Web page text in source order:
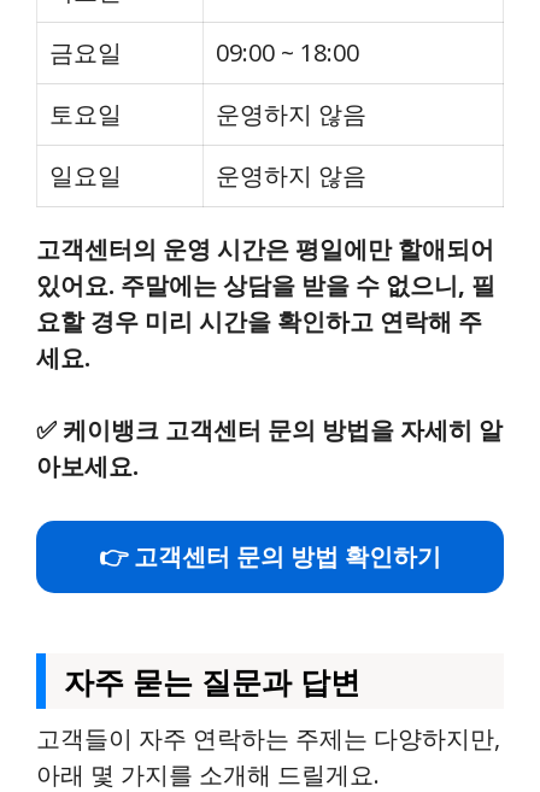
금요일
09:00 ~ 18:00
토요일
운영하지 않음
일요일
운영하지 않음
고객센터의 운영 시간은 평일에만 할애되어
있어요. 주말에는 상담을 받을 수 없으니, 필
요할 경우 미리 시간을 확인하고 연락해 주
세요.
✅ 케이뱅크 고객센터 문의 방법을 자세히 알
아보세요.
👉 고객센터 문의 방법 확인하기
자주 묻는 질문과 답변
고객들이 자주 연락하는 주제는 다양하지만,
아래 몇 가지를 소개해 드릴게요.